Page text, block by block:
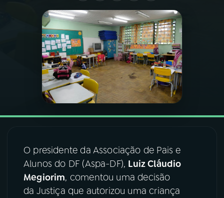
PROGRAMAS
PODCASTS
VIDEOCASTS
08 FESTIVAL DE MÚSICA
ACOMPANHE A RÁDIO NACIONAL
O presidente da Associação de Pais e
Alunos do DF (Aspa-DF), Luiz Cláudio
Megiorim, comentou uma decisão
da Justiça que autorizou uma criança